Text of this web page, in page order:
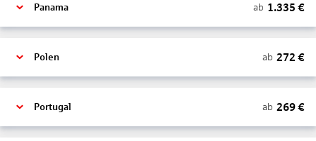
Panama ab 1.335 €
Polen ab 272 €
Portugal ab 269€